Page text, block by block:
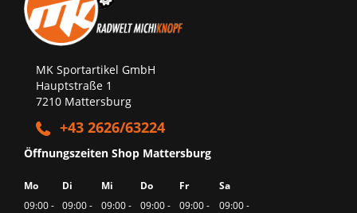
MK Sportartikel GmbH
Hauptstraße 1
7210 Mattersburg
+43 2626/63224
Öffnungszeiten Shop Mattersburg
Mo Di Mi Do Fr
Sa
09:00 - 09:00 -
09:00 -
09:00 -
09:00 -
09:00 -